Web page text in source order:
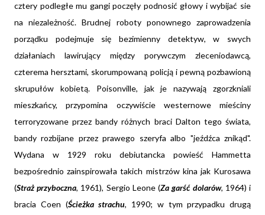
cztery podległe mu gangi poczęły podnosić głowy i wybijać sie
na niezależność. Brudnej roboty ponownego zaprowadzenia
porządku podejmuje się bezimienny detektyw, w swych
działaniach lawirujący między porywczym zleceniodawcą,
czterema hersztami, skorumpowaną policją i pewną pozbawioną
skrupułów kobietą. Poisonville, jak je nazywają zgorzkniali
mieszkańcy, przypomina oczywiście westernowe mieściny
terroryzowane przez bandy różnych braci Dalton tego świata,
bandy rozbijane przez prawego szeryfa albo "jeźdźca znikąd".
Wydana w 1929 roku debiutancka powieść Hammetta
bezpośrednio zainspirowała takich mistrzów kina jak Kurosawa
(Straż przyboczna, 1961), Sergio Leone (Za garść dolarów, 1964) i
bracia Coen (Ścieżka strachu, 1990; w tym przypadku drugą